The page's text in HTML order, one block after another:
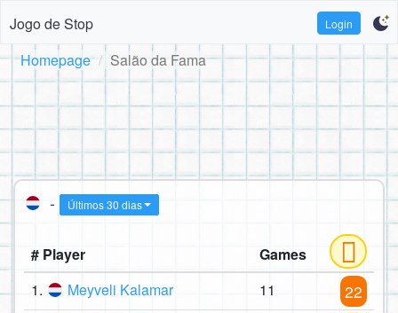
Jogo de Stop Login
Homepage Salão da Fama
- Últimos 30 dias
# Player
Games
1.
Meyveli Kalamar 11 22